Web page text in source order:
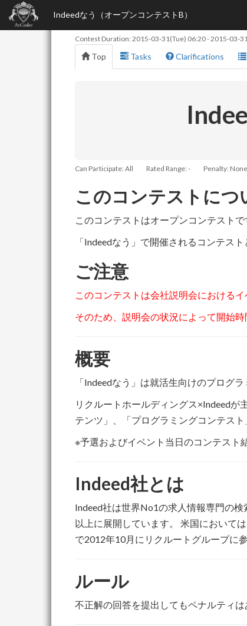
Indeedなう（オープンコンテストB）
Contest Duration: 2015-03-31(Tue) 06:20-2015-03-
Top Tasks Clarifications
Can Participate: All Rated Range: - Penalty: None
このコンテストにつ
このコンテストはオープンコンテスト
「Indeedなう」で開催されるコンテス
ご注意
このコンテストは会社説明会におけるイ
そのため、説明会の状況によって開始
概要
「Indeedなう」は就活生向けのプログ
リクルートホールディングス×Indeed
テンツ」、「プログラミングコンテス
※予選およびイベント当日のコンテスト
Indeed社とは
Indeed社は世界No1の求人情報専門の
以上に展開しています。 米国において
で2012年10月にリクルートグループに
ルール
不正解の回答を提出してもペナルティ